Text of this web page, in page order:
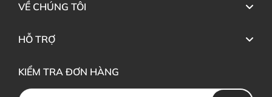
VỀ CHÚNG TÔI
HỖ TRỢ
KIỂM TRA ĐƠN HÀNG